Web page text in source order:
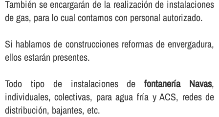
También se encargarán de la realización de instalaciones
de gas, para lo cual contamos con personal autorizado.
Si hablamos de construcciones reformas de envergadura,
ellos estarán presentes.
Todo tipo de instalaciones defontanerí­a Navas,
individuales, colectivas, para agua frí­a y ACS, redes de
distribución, bajantes, etc.